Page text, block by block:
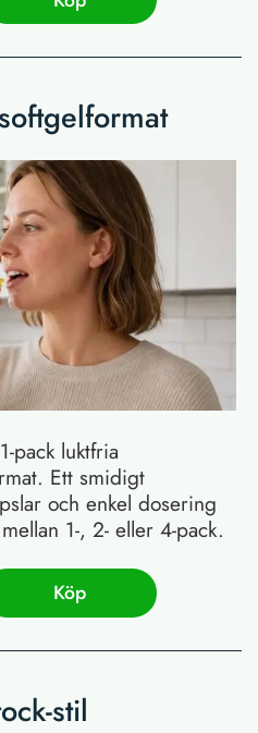
pack luktfria
Ett smidigt
och enkel dosering
1-, 2- eller 4-pack.
Köp
stil